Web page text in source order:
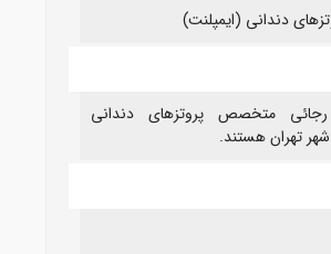
دندانی (ایمپلنت)
رجائی متخصص پروتزهای دندانی
تهران هستند.